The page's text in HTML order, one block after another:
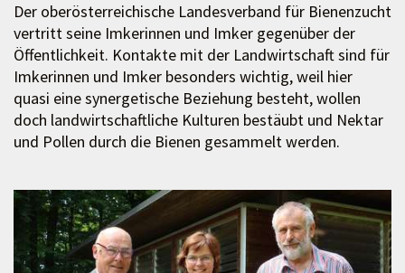
Der oberösterreichische Landesverband für Bienenzucht
vertritt seine Imkerinnen und Imker gegenüber der
Öffentlichkeit. Kontakte mit der Landwirtschaft sind für
Imkerinnen und Imker besonders wichtig, weil hier
quasi eine synergetische Beziehung besteht, wollen
doch landwirtschaftliche Kulturen bestäubt und Nektar
und Pollen durch die Bienen gesammelt werden.